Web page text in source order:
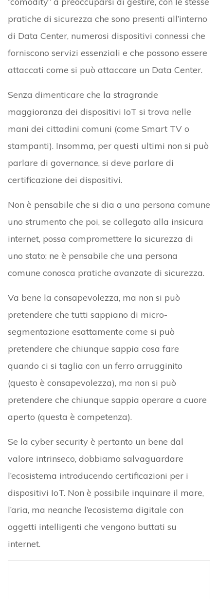
pratiche di sicurezza che sono presenti all’interno
di Data Center, numerosi dispositivi connessi che
forniscono servizi essenziali e che possono essere
attaccati come si può attaccare un Data Center.
Senza dimenticare che la stragrande
maggioranza dei dispositivi IoT si trova nelle
mani dei cittadini comuni (come Smart TV o
stampanti). Insomma, per questi ultimi non si può
parlare di governance, si deve parlare di
certificazione dei dispositivi.
Non è pensabile che si dia a una persona comune
uno strumento che poi, se collegato alla insicura
internet, possa compromettere la sicurezza di
uno stato; ne è pensabile che una persona
comune conosca pratiche avanzate di sicurezza.
Va bene la consapevolezza, ma non si può
pretendere che tutti sappiano di micro-
segmentazione esattamente come si può
pretendere che chiunque sappia cosa fare
quando ci si taglia con un ferro arrugginito
(questo è consapevolezza), ma non si può
pretendere che chiunque sappia operare a cuore
aperto (questa è competenza).
Se la cyber security è pertanto un bene dal
valore intrinseco, dobbiamo salvaguardare
l’ecosistema introducendo certificazioni per i
dispositivi IoT. Non è possibile inquinare il mare,
l’aria, ma neanche l’ecosistema digitale con
oggetti intelligenti che vengono buttati su
internet.